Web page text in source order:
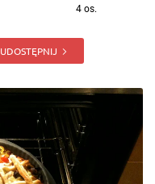
4 os.
UDOSTĘPNIJ